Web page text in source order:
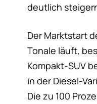
deutlich
Der Marktstart
Tonale läuft,
Kompakt-SUV
in der Diesel-
Die zu 100